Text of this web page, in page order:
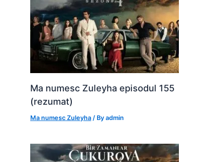
Ma numesc Zuleyha episodul 155
(rezumat)
Ma numesc Zuleyha / Byadmin